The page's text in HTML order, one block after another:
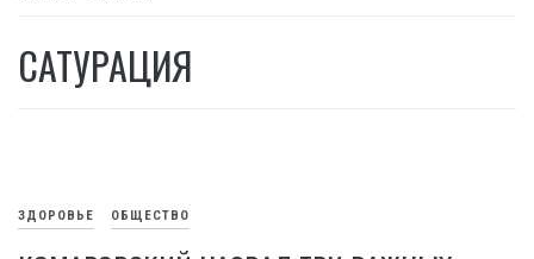
САТУРАЦИЯ
ЗДОРОВЬЕ ОБЩЕСТВО